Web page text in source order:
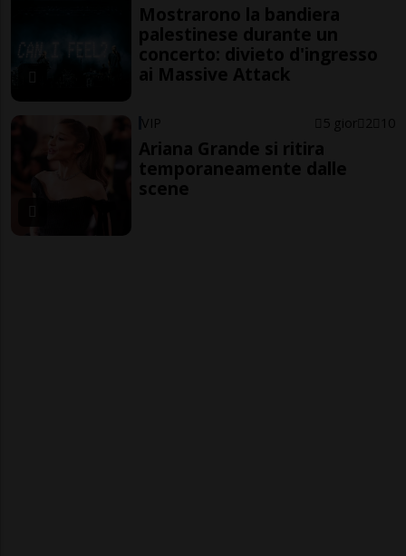
Mostrarono la bandiera
palestinese durante un
concerto: divieto d'ingresso
ai Massive Attack
VIP 5 gior 2 10
Ariana Grande si ritira
temporaneamente dalle
scene